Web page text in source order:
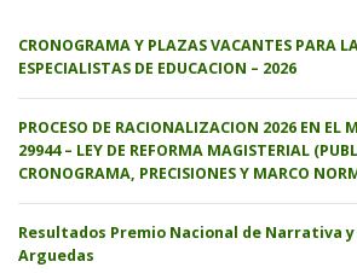
CRONOGRAMA Y PLAZAS VACANTES PARA
ESPECIALISTAS DE EDUCACION – 2026
PROCESO DE RACIONALIZACION 2026 EN EL
29944 – LEY DE REFORMA MAGISTERIAL
CRONOGRAMA, PRECISIONES Y MARCO
Resultados Premio Nacional de Narrativa y
Arguedas